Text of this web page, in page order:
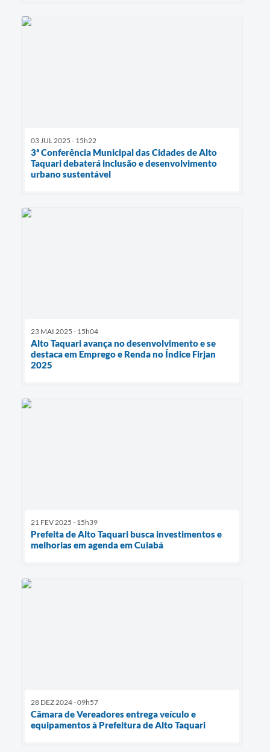
03 JUL 2025 - 15h22
3ª Conferência Municipal das Cidades de Alto
Taquari debaterá inclusão e desenvolvimento
urbano sustentável
23 MAI 2025 - 15h04
Alto Taquari avança no desenvolvimento e se
destaca em Emprego e Renda no Índice Firjan
2025
21 FEV 2025 - 15h39
Prefeita de Alto Taquari busca investimentos e
melhorias em agenda em Cuiabá
28 DEZ 2024 - 09h57
Câmara de Vereadores entrega veículo e
equipamentos à Prefeitura de Alto Taquari